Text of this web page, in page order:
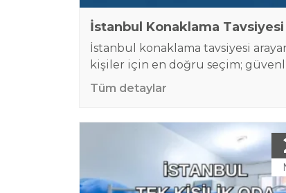
İstanbul Konaklama Tavsiyesi
İstanbul konaklama tavsiyesi
kişiler için en doğru seçim;
temiz, merkezi konumda bulunan
bütçeyi zorlamayan bir konaklama
hareketli bir şehirde kalacak yer
sadece fiyatla ilgili değildir. Ulaşım
kolaylığı, çevre güvenliği, temizlik
standartları, konaklama süresi ve
Tüm detaylar